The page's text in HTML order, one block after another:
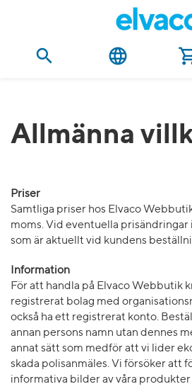
Allmänna
Priser
Samtliga priser hos Elvaco
moms. Vid eventuella
som är aktuellt vid kundens
Information
För att handla på Elvaco Webbutik
registrerat bolag med
också ha ett registrerat konto.
annan persons namn utan dennes
annat sätt som medför att vi lider
skada polisanmäles. Vi försöker att
informativa bilder av våra produkter